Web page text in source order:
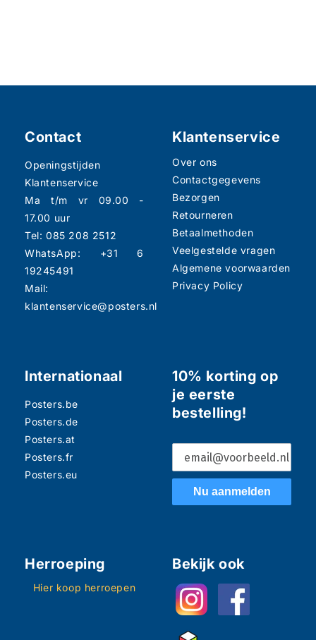
Contact
Openingstijden
Klantenservice
Ma t/m vr 09.00 -
17.00 uur
Tel: 085 208 2512
WhatsApp: +31 6
19245491
Mail:
klantenservice@posters.nl
Klantenservice
Over ons
Contactgegevens
Bezorgen
Retourneren
Betaalmethoden
Veelgestelde vragen
Algemene voorwaarden
Privacy Policy
Internationaal
Posters.be
Posters.de
Posters.at
Posters.fr
Posters.eu
10% korting op
je eerste
bestelling!
Nu aanmelden
Herroeping
Hier koop herroepen
Bekijk ook